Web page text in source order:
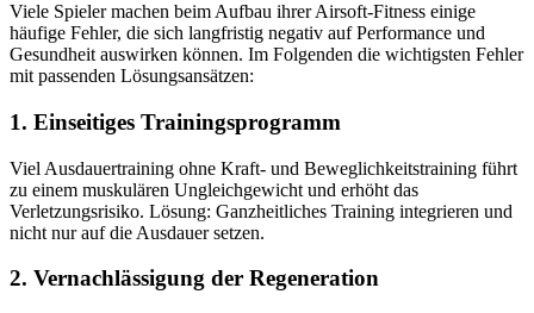
Viele Spieler machen beim Aufbau ihrer Airsoft-Fitness einige
häufige Fehler, die sich langfristig negativ auf Performance und
Gesundheit auswirken können. Im Folgenden die wichtigsten Fehler
mit passenden Lösungsansätzen:
1. Einseitiges Trainingsprogramm
Viel Ausdauertraining ohne Kraft- und Beweglichkeitstraining führt
zu einem muskulären Ungleichgewicht und erhöht das
Verletzungsrisiko. Lösung: Ganzheitliches Training integrieren und
nicht nur auf die Ausdauer setzen.
2. Vernachlässigung der Regeneration